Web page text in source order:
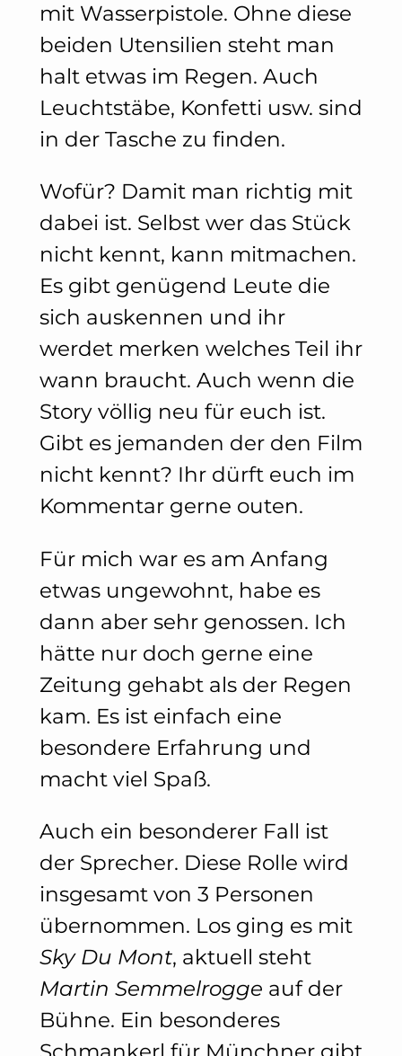
mit Wasserpistole. Ohne diese
beiden Utensilien steht man
halt etwas im Regen. Auch
Leuchtstäbe, Konfetti usw. sind
in der Tasche zu finden.
Wofür? Damit man richtig mit
dabei ist. Selbst wer das Stück
nicht kennt, kann mitmachen.
Es gibt genügend Leute die
sich auskennen und ihr
werdet merken welches Teil ihr
wann braucht. Auch wenn die
Story völlig neu für euch ist.
Gibt es jemanden der den Film
nicht kennt? Ihr dürft euch im
Kommentar gerne outen.
Für mich war es am Anfang
etwas ungewohnt, habe es
dann aber sehr genossen. Ich
hätte nur doch gerne eine
Zeitung gehabt als der Regen
kam. Es ist einfach eine
besondere Erfahrung und
macht viel Spaß.
Auch ein besonderer Fall ist
der Sprecher. Diese Rolle wird
insgesamt von 3 Personen
übernommen. Los ging es mit
Sky Du Mont, aktuell steht
Martin Semmelrogge auf der
Bühne. Ein besonderes